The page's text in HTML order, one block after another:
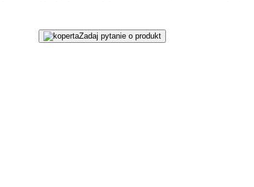
Zadaj pytanie o produkt